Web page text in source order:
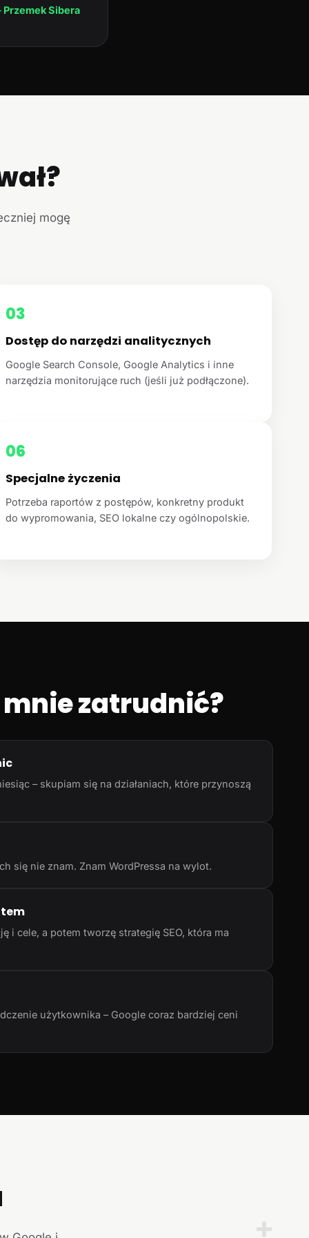
Sibera
mogę
03
Dostęp do narzędzi analitycznych
Google Search Console, Google Analytics i inne
narzędzia monitorujące ruch (jeśli już podłączone).
06
Specjalne życzenia
Potrzeba raportów z postępów, konkretny produkt
do wypromowania, SEO lokalne czy ogólnopolskie.
zatrudnić?
– skupiam się na działaniach, które przynoszą
się nie znam. Znam WordPressa na wylot.
i cele, a potem tworzę strategię SEO, która ma
użytkownika – Google coraz bardziej ceni
+